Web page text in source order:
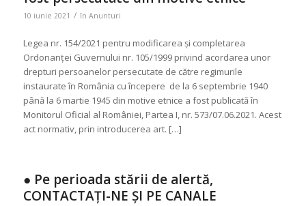
10 iunie 2021 / în Anunturi
Legea nr. 154/2021 pentru modificarea și completarea
Ordonanței Guvernului nr. 105/1999 privind acordarea unor
drepturi persoanelor persecutate de către regimurile
instaurate în România cu începere de la 6 septembrie 1940
până la 6 martie 1945 din motive etnice a fost publicată în
Monitorul Oficial al României, Partea I, nr. 573/07.06.2021. Acest
act normativ, prin introducerea art. […]
● Pe perioada stării de alertă,
CONTACTAȚI-NE ȘI PE CANALE